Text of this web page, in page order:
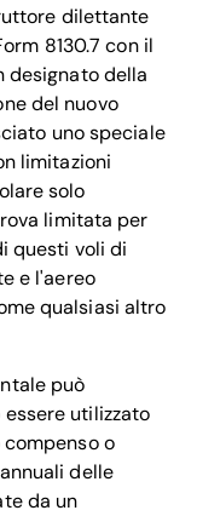
dilettante
8130.7 con il
designato della
del nuovo
uno speciale
limitazioni
solo
limitata per
questi voli di
e l'aereo
qualsiasi altro
può
utilizzato
o
delle
da un